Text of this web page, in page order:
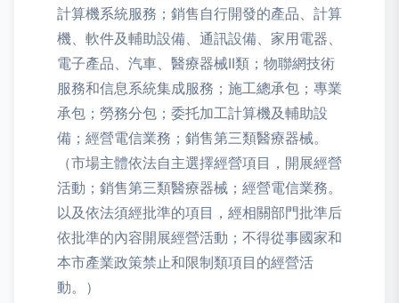
計算機系統服務；銷售自行開發的產品、計算
機、軟件及輔助設備、通訊設備、家用電器、
電子產品、汽車、醫療器械II類；物聯網技術
服務和信息系統集成服務；施工總承包；專業
承包；勞務分包；委托加工計算機及輔助設
備；經營電信業務；銷售第三類醫療器械。
（市場主體依法自主選擇經營項目，開展經營
活動；銷售第三類醫療器械；經營電信業務。
以及依法須經批準的項目，經相關部門批準后
依批準的內容開展經營活動；不得從事國家和
本市產業政策禁止和限制類項目的經營活
動。）